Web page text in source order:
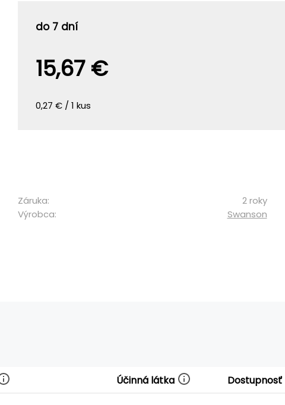
do 7 dní
15,67 €
0,27 € / 1 kus
Záruka:
2 roky
Výrobca:
Swanson
Účinná látka Dostupnosť